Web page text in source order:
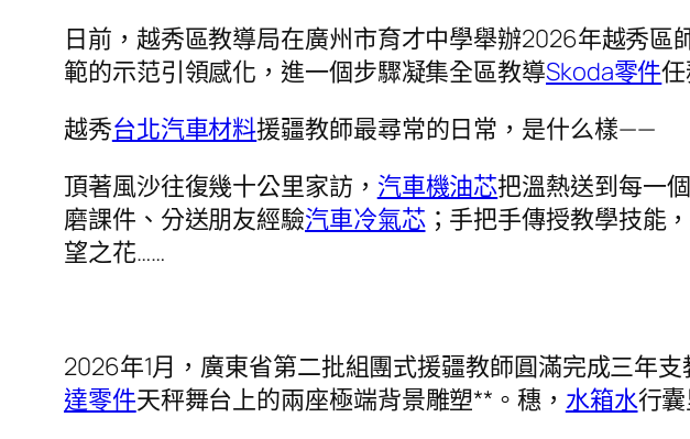
日前，越秀區教導局在廣州市育才中學舉辦2026年越秀
範的示范引領感化，進一個步驟凝集全區教導Skoda零件
越秀台北汽車材料援疆教師最尋常的日常，是什么樣——
頂著風沙往復幾十公里家訪， 汽車機油芯把溫熱送到每一
磨課件、分送朋友經驗汽車冷氣芯；手把手傳授教學技能
望之花……
2026年1月，廣東省第二批組團式援疆教師圓滿完成三年
達零件天秤舞台上的兩座極端背景雕塑**。穗， 水箱水行